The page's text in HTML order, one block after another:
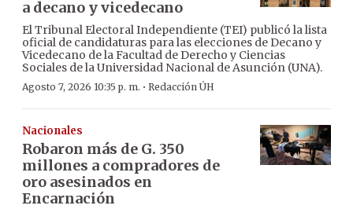
a decano y vicedecano
El Tribunal Electoral Independiente (TEI) publicó la lista
oficial de candidaturas para las elecciones de Decano y
Vicedecano de la Facultad de Derecho y Ciencias
Sociales de la Universidad Nacional de Asunción (UNA).
Agosto 7, 2026 10:35 p. m. · Redacción ÚH
Nacionales
Robaron más de G. 350
millones a compradores de
oro asesinados en
Encarnación